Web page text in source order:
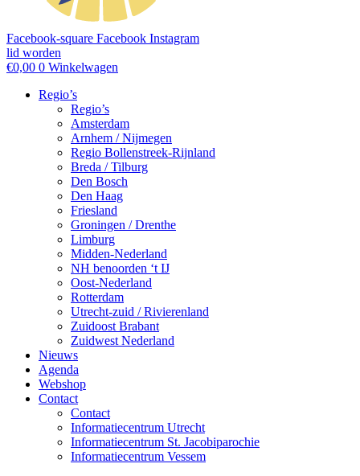
Facebook-square Facebook Instagram
lid worden
€0,00 0 Winkelwagen
Regio’s
Regio’s
Amsterdam
Arnhem / Nijmegen
Regio Bollenstreek-Rijnland
Breda / Tilburg
Den Bosch
Den Haag
Friesland
Groningen / Drenthe
Limburg
Midden-Nederland
NH benoorden ‘t IJ
Oost-Nederland
Rotterdam
Utrecht-zuid / Rivierenland
Zuidoost Brabant
Zuidwest Nederland
Nieuws
Agenda
Webshop
Contact
Contact
Informatiecentrum Utrecht
Informatiecentrum St. Jacobiparochie
Informatiecentrum Vessem